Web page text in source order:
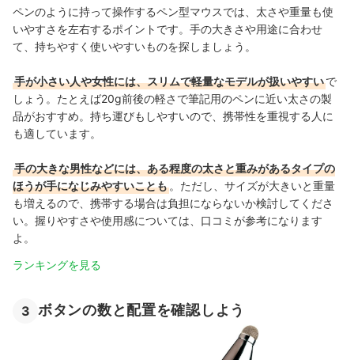
ペンのように持って操作するペン型マウスでは、太さや重量も使
いやすさを左右するポイントです。手の大きさや用途に合わせ
て、持ちやすく使いやすいものを探しましょう。
手が小さい人や女性には、スリムで軽量なモデルが扱いやすいで
しょう。たとえば20g前後の軽さで筆記用のペンに近い太さの製
品がおすすめ。持ち運びもしやすいので、携帯性を重視する人に
も適しています。
手の大きな男性などには、ある程度の太さと重みがあるタイプの
ほうが手になじみやすいことも 。ただし、サイズが大きいと重量
も増えるので、携帯する場合は負担にならないか検討してくださ
い。握りやすさや使用感については、口コミが参考になります
よ。
ランキングを見る
3 ボタンの数と配置を確認しよう